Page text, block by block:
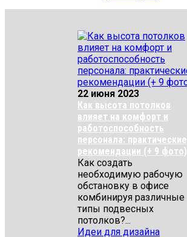
22 июня 2023
Как высота потолков
влияет на комфорт и
работоспособность
персонала: практические
рекомендации (+ 9 фото)
Как создать
необходимую рабочую
обстановку в офисе
комбинируя различные
типы подвесных
потолков?...
Идеи для дизайна